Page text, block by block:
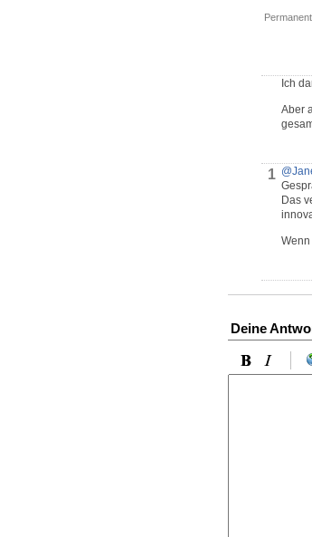
Ich
Aber
1
Das
Deine